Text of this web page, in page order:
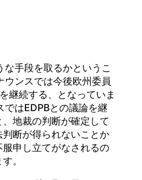
手段を取るかというこ
ウンスでは今後欧州委員
継続する、となっていま
はEDPBとの議論を継
地裁の判断が確定して
断が得られないことか
申し立てがなされるの
。